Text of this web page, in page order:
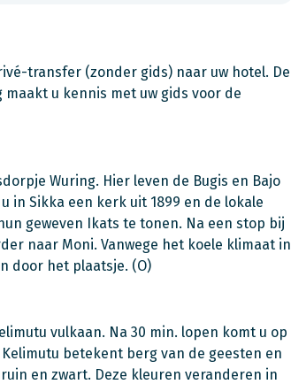
transfer (zonder gids) naar uw hotel. De
u kennis met uw gids voor de
Wuring. Hier leven de Bugis en Bajo
in Sikka een kerk uit 1899 en de lokale
geweven Ikats te tonen. Na een stop bij
naar Moni. Vanwege het koele klimaat in
door het plaatsje. (O)
vulkaan. Na 30 min. lopen komt u op
betekent berg van de geesten en
en zwart. Deze kleuren veranderen in